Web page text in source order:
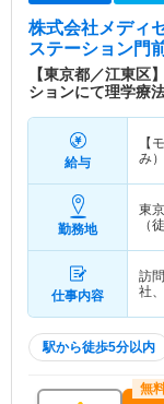
株式会社メディ
ステーション門
【東京都／江東
ションにて理学療
給与
【
み
勤務地
東
（
仕事内容
訪
社
駅から徒歩5分以内